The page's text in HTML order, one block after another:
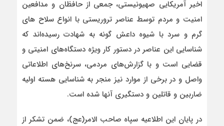
اخیر آمریکایی صهیونیستی، جمعی از حافظان و مدافعین
امنیت و مردم توسط عناصر تروریستی با انواع سلاح های
گرم و سرد با شیوه داعش گونه به شهادت رسیده‌اند که
شناسایی این عناصر در دستور کار ویژه دستگاه‌های امنیتی و
قضایی است و با گزارش‌های مردمی، سرنخ‌های اطلاعاتی
واصل و در برخی از موارد نیز منجر به شناسایی هسته اولیه
ضاربین و قاتلین و دستگیری آنها شده است.
در پایان این اطلاعیه سپاه صاحب الامر(عج)، ضمن تشکر از